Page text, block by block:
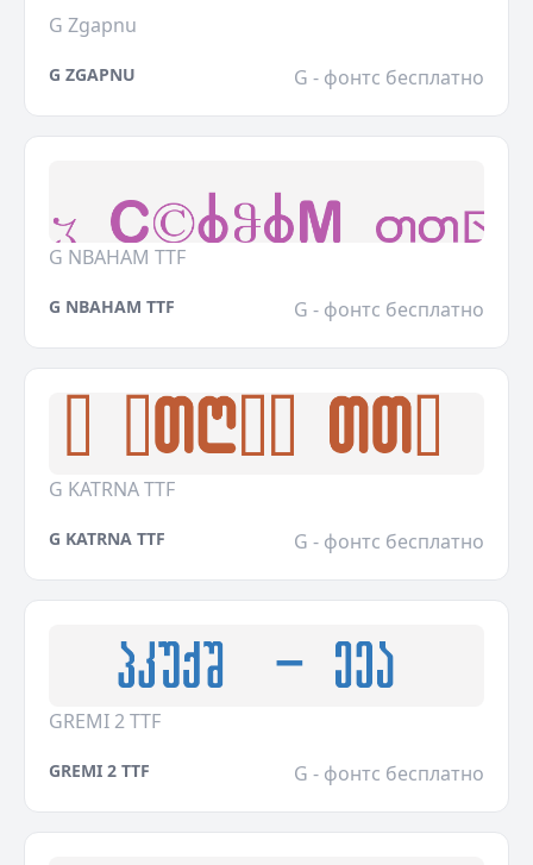
G Zgapnu
G ZGAPNU G - фонтс бесплатно
G NBAHAM TTF
G NBAHAM TTF G - фонтс бесплатно
G KATRNA TTF
G KATRNA TTF G - фонтс бесплатно
GREMI 2 TTF
GREMI 2 TTF G - фонтс бесплатно